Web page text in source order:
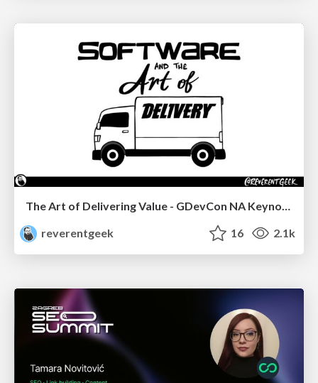
reverentgeek
16 2.1k